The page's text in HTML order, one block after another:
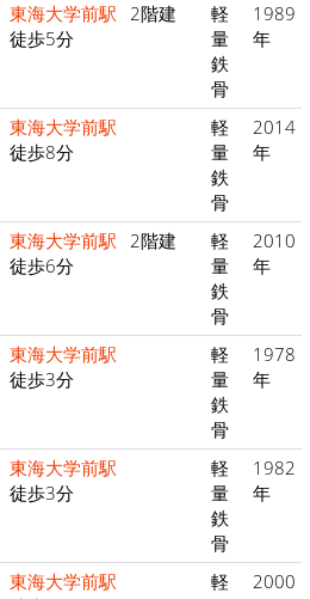
東海大学前駅
徒歩5分
2階建
軽
量
鉄
骨
1989
年
東海大学前駅
徒歩8分
軽
量
鉄
骨
2014
年
東海大学前駅
徒歩6分
2階建
軽
量
鉄
骨
2010
年
東海大学前駅
徒歩3分
軽
量
鉄
骨
1978
年
東海大学前駅
徒歩3分
軽
量
鉄
骨
1982
年
東海大学前駅
軽
2000